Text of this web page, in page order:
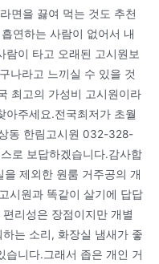
면을 끓여 먹는 것도 추천
연하는 사람이 없어서 내
람이 타고 오래된 고시원보
나라고 느끼실 수 있을 것
최고의 가성비 고시원이라
아주세요.전국최저가 초월
동 한림고시원 032-328-
로 보답하겠습니다.감사합
제외한 원룸 거주공의 개
시원과 똑같이 살기에 답답
리성은 장점이지만 개별
는 소리, 화장실 냄새가 좋
습니다.그래서 좁은 개인 거